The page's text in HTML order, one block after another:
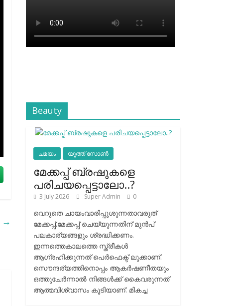
→
Beauty
ചമയം യൂത്ത് സോൺ
മേക്കപ്പ് ബ്രഷുകളെ
പരിചയപ്പെട്ടാലോ..?
3 July 2026 Super Admin 0
വെറുതെ ചായംവാരിപ്പൂശുന്നതാവരുത്
മേക്കപ്പ്.മേക്കപ്പ് ചെയ്യുന്നതിന് മുന്‍പ്
പലകാര്യങ്ങളും ശ്രദ്ധിക്കണം.
ഇന്നത്തെകാലത്തെ സ്ത്രീകള്‍
ആഗ്രഹിക്കുന്നത് പെര്‍ഫെക്ട് ലുക്കാണ്.
സൌന്ദര്യത്തിനൊപ്പം ആകര്‍ഷണീതയും
ഒത്തുചേര്‍ന്നാല്‍ നിങ്ങള്‍ക്ക് കൈവരുന്നത്
ആത്മവിശ്വാസം കൂടിയാണ്. മികച്ച